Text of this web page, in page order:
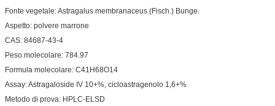
Fonte vegetale: Astragalus membranaceus (Fisch.) Bunge.
Aspetto: polvere marrone
CAS: 84687-43-4
Peso molecolare: 784.97
Formula molecolare: C41H68O14
Assay: Astragaloside IV 10+%, cicloastragenolo 1,6+%
Metodo di prova: HPLC-ELSD